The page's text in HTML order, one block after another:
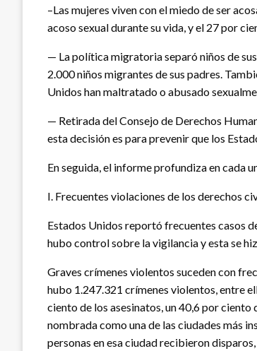
–Las mujeres viven con el miedo de ser
acoso sexual durante su vida, y el 27 por
— La política migratoria separó niños de
2.000 niños migrantes de sus padres.
Unidos han maltratado o abusado
— Retirada del Consejo de Derechos
esta decisión es para prevenir que los
En seguida, el informe profundiza en cada
I. Frecuentes violaciones de los derechos
Estados Unidos reportó frecuentes casos
hubo control sobre la vigilancia y esta se
Graves crímenes violentos suceden con
hubo 1.247.321 crímenes violentos, entre
ciento de los asesinatos, un 40,6 por
nombrada como una de las ciudades más
personas en esa ciudad recibieron